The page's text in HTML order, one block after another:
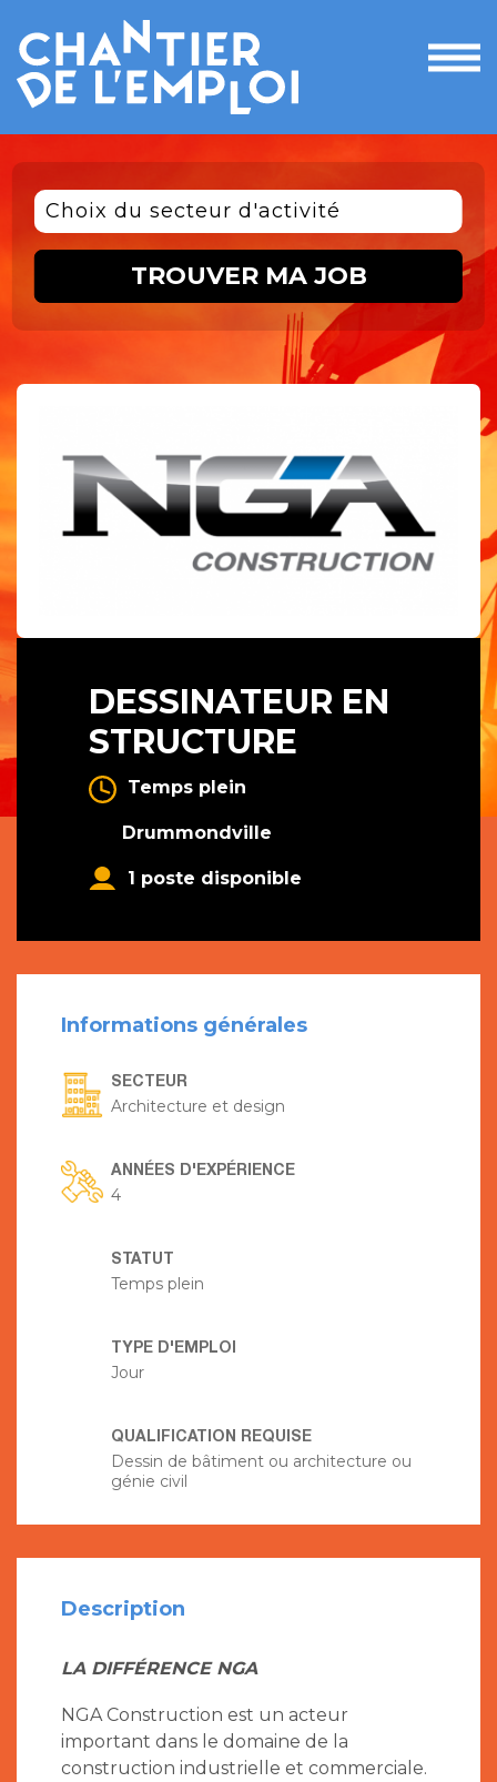
le
Choix du secteur d'activité
TROUVER MA JOB
DESSINATEUR EN
STRUCTURE
Temps plein
Drummondville
1 poste disponible
Informations générales
SECTEUR
Architecture et design
ANNÉES D'EXPÉRIENCE
4
STATUT
Temps plein
TYPE D'EMPLOI
Jour
QUALIFICATION REQUISE
Dessin de bâtiment ou architecture ou
génie civil
Description
LA DIFFÉRENCE NGA
NGA Construction est un acteur
important dans le domaine de la
construction industrielle et commerciale.